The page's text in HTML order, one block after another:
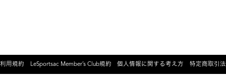
利用規約 LeSportsac Member’s Club規約 個人情報に関する考え方 特定商取引